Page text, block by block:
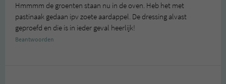
Hmmmm de groenten staan nu in de oven. Heb het met
pastinaak gedaan ipv zoete aardappel. De dressing alvast
geproefd en die is in ieder geval heerlijk!
Beantwoorden